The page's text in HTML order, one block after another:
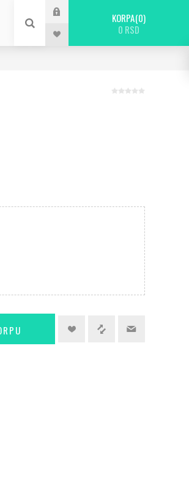
KORPA 0
0 RSD